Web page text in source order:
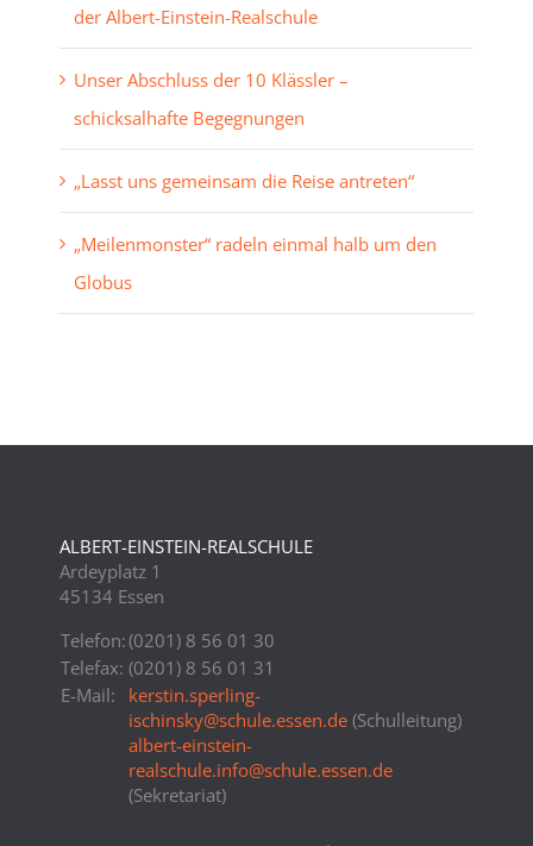
der Albert-Einstein-Realschule
Unser Abschluss der 10 Klässler –
schicksalhafte Begegnungen
„Lasst uns gemeinsam die Reise antreten“
„Meilenmonster“ radeln einmal halb um den
Globus
ALBERT-EINSTEIN-REALSCHULE
Ardeyplatz 1
45134 Essen
Telefon:(0201) 8 56 01 30
Telefax: (0201) 8 56 01 31
E-Mail:
kerstin.sperling-
ischinsky@schule.essen.de(Schulleitung)
albert-einstein-
realschule.info@schule.essen.de
(Sekretariat)